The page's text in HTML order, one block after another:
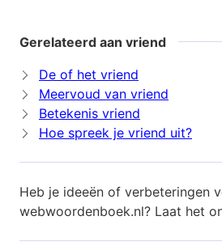
Gerelateerd aan vriend
De of het vriend
Meervoud van vriend
Betekenis vriend
Hoe spreek je vriend uit?
Heb je ideeën of verbeteringen
webwoordenboek.nl? Laat het